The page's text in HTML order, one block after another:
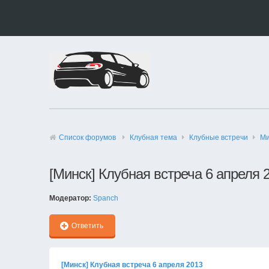
Список форумов Клубная тема Клубные встречи
[Минск] Клубная встреча 6 апреля
Модератор: Spanch
Ответить
[Минск] Клубная встреча 6 апреля 2013